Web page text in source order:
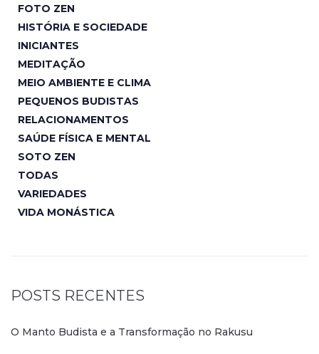
FOTO ZEN
HISTÓRIA E SOCIEDADE
INICIANTES
MEDITAÇÃO
MEIO AMBIENTE E CLIMA
PEQUENOS BUDISTAS
RELACIONAMENTOS
SAÚDE FÍSICA E MENTAL
SOTO ZEN
TODAS
VARIEDADES
VIDA MONÁSTICA
POSTS RECENTES
O Manto Budista e a Transformação no Rakusu